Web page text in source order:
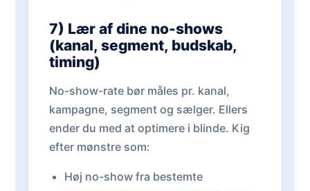
7) Lær af dine no-shows
(kanal, segment, budskab,
timing)
No-show-rate bør måles pr. kanal,
kampagne, segment og sælger. Ellers
ender du med at optimere i blinde. Kig
efter mønstre som:
Høj no-show fra bestemte